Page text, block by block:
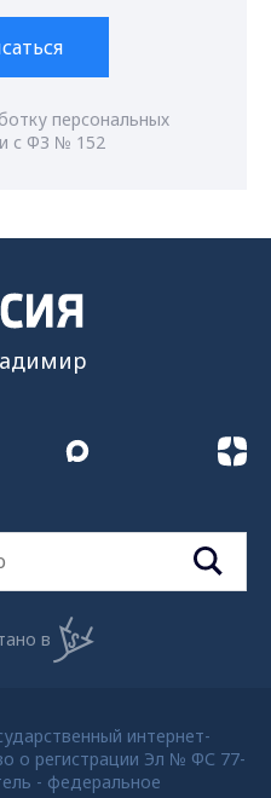
персональных
с ФЗ № 152
в
интернет-
о регистрации Эл № ФС 77-
- федеральное